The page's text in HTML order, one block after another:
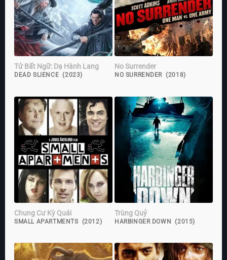
Tử Bất Ngữ: Dạ Hành Lang
DEAD SLIENCE (2023)
No Surrender
NO SURRENDER (2018)
Chung Cư Kỳ Quái
SMALL APARTMENTS (2012)
Trùng Quỷ
HARBINGER DOWN (2015)